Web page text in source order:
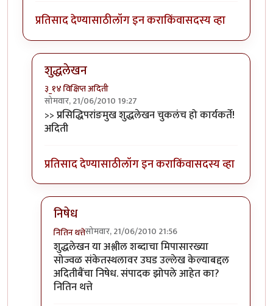
प्रतिसाद देण्यासाठीलॉग इन कराकिंवासदस्य व्हा
शुद्धलेखन
३_१४ विक्षिप्त अदिती
सोमवार, 21/06/2010 19:27
In reply toफालतु.byबिपिन कार्यकर्ते
>> प्रसिद्धिपरांङमुख शुद्धलेखन चुकलंच हो कार्यकर्ते!
अदिती
प्रतिसाद देण्यासाठीलॉग इन कराकिंवासदस्य व्हा
निषेध
नितिन थत्तेसोमवार, 21/06/2010 21:56
In reply toशुद्धलेखनby३_१४ विक्षिप्त अदिती
शुद्धलेखन या अश्लील शब्दाचा मिपासारख्या
सोज्वळ संकेतस्थलावर उघड उल्लेख केल्याबद्दल
अदितीबैंचा निषेध. संपादक झोपले आहेत का?
नितिन थत्ते